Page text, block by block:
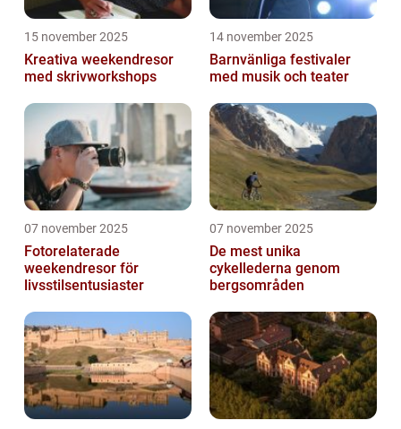
15 november 2025
Kreativa weekendresor
med skrivworkshops
14 november 2025
Barnvänliga festivaler
med musik och teater
07 november 2025
Fotorelaterade
weekendresor för
livsstilsentusiaster
07 november 2025
De mest unika
cykellederna genom
bergsområden